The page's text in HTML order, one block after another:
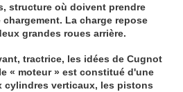
structure où doivent prendre
La charge repose
grandes roues arrière.
tractrice, les idées de Cugnot
« moteur » est constitué d'une
cylindres verticaux, les pistons